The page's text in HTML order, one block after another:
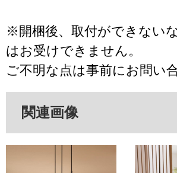
※開梱後、取付ができない
はお受けできません。
ご不明な点は事前にお問い
関連画像